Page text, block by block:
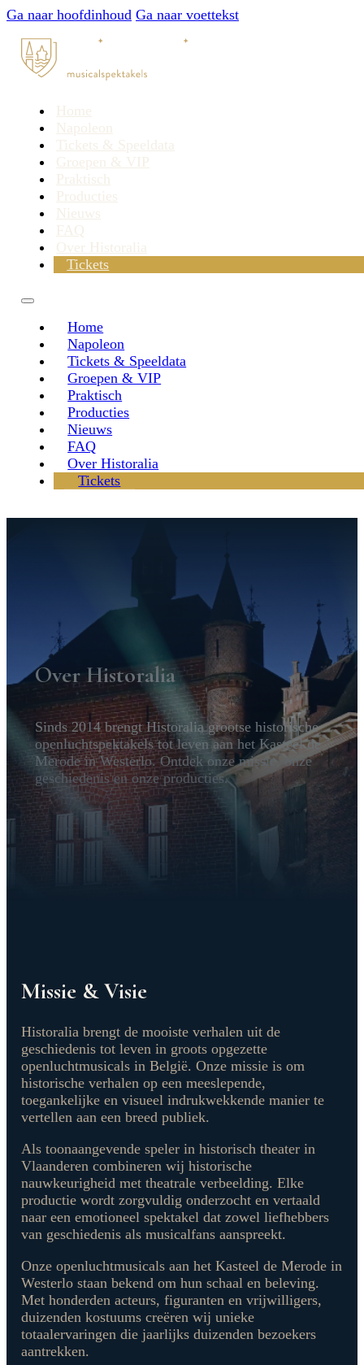
Ga naar hoofdinhoud Ga naar voettekst
Home
Napoleon
Tickets & Speeldata
Groepen & VIP
Praktisch
Producties
Nieuws
FAQ
Over Historalia
Tickets
Home
Napoleon
Tickets & Speeldata
Groepen & VIP
Praktisch
Producties
Nieuws
FAQ
Over Historalia
Tickets
Over Historalia
Sinds 2014 brengt Historalia grootse historische
openluchtspektakels tot leven aan het Kasteel de
Merode in Westerlo. Ontdek onze missie, onze
geschiedenis en onze producties.
Missie & Visie
Historalia brengt de mooiste verhalen uit de
geschiedenis tot leven in groots opgezette
openluchtmusicals in België. Onze missie is om
historische verhalen op een meeslepende,
toegankelijke en visueel indrukwekkende manier te
vertellen aan een breed publiek.
Als toonaangevende speler in historisch theater in
Vlaanderen combineren wij historische
nauwkeurigheid met theatrale verbeelding. Elke
productie wordt zorgvuldig onderzocht en vertaald
naar een emotioneel spektakel dat zowel liefhebbers
van geschiedenis als musicalfans aanspreekt.
Onze openluchtmusicals aan het Kasteel de Merode in
Westerlo staan bekend om hun schaal en beleving.
Met honderden acteurs, figuranten en vrijwilligers,
duizenden kostuums creëren wij unieke
totaalervaringen die jaarlijks duizenden bezoekers
aantrekken.